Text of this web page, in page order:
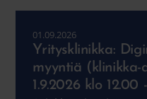
Yritysklinikka:
myyntiä (klinikka-
1.9.2026 klo 12.00
01.09.2026